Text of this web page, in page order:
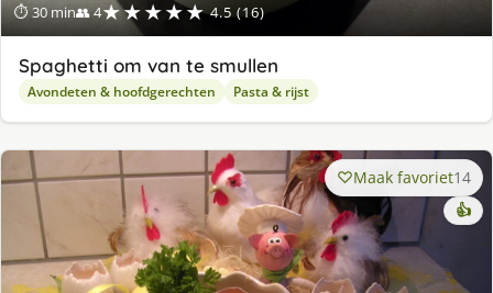
⏱ 30 min👥 4★★★★★ 4.5 (16)
Spaghetti om van te smullen
Avondeten & hoofdgerechten Pasta & rijst
Maak favoriet14
👍